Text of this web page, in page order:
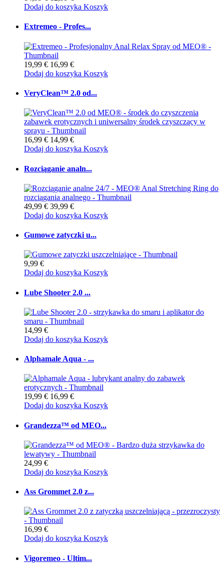
Dodaj do koszyka Koszyk
Extremeo - Profes...
19,99 € 16,99 €
Dodaj do koszyka Koszyk
VeryClean™ 2.0 od...
16,99 € 14,99 €
Dodaj do koszyka Koszyk
Rozciąganie analn...
49,99 € 39,99 €
Dodaj do koszyka Koszyk
Gumowe zatyczki u...
9,99 €
Dodaj do koszyka Koszyk
Lube Shooter 2.0 ...
14,99 €
Dodaj do koszyka Koszyk
Alphamale Aqua - ...
19,99 € 16,99 €
Dodaj do koszyka Koszyk
Grandezza™ od MEO...
24,99 €
Dodaj do koszyka Koszyk
Ass Grommet 2.0 z...
16,99 €
Dodaj do koszyka Koszyk
Vigoremeo - Ultim...